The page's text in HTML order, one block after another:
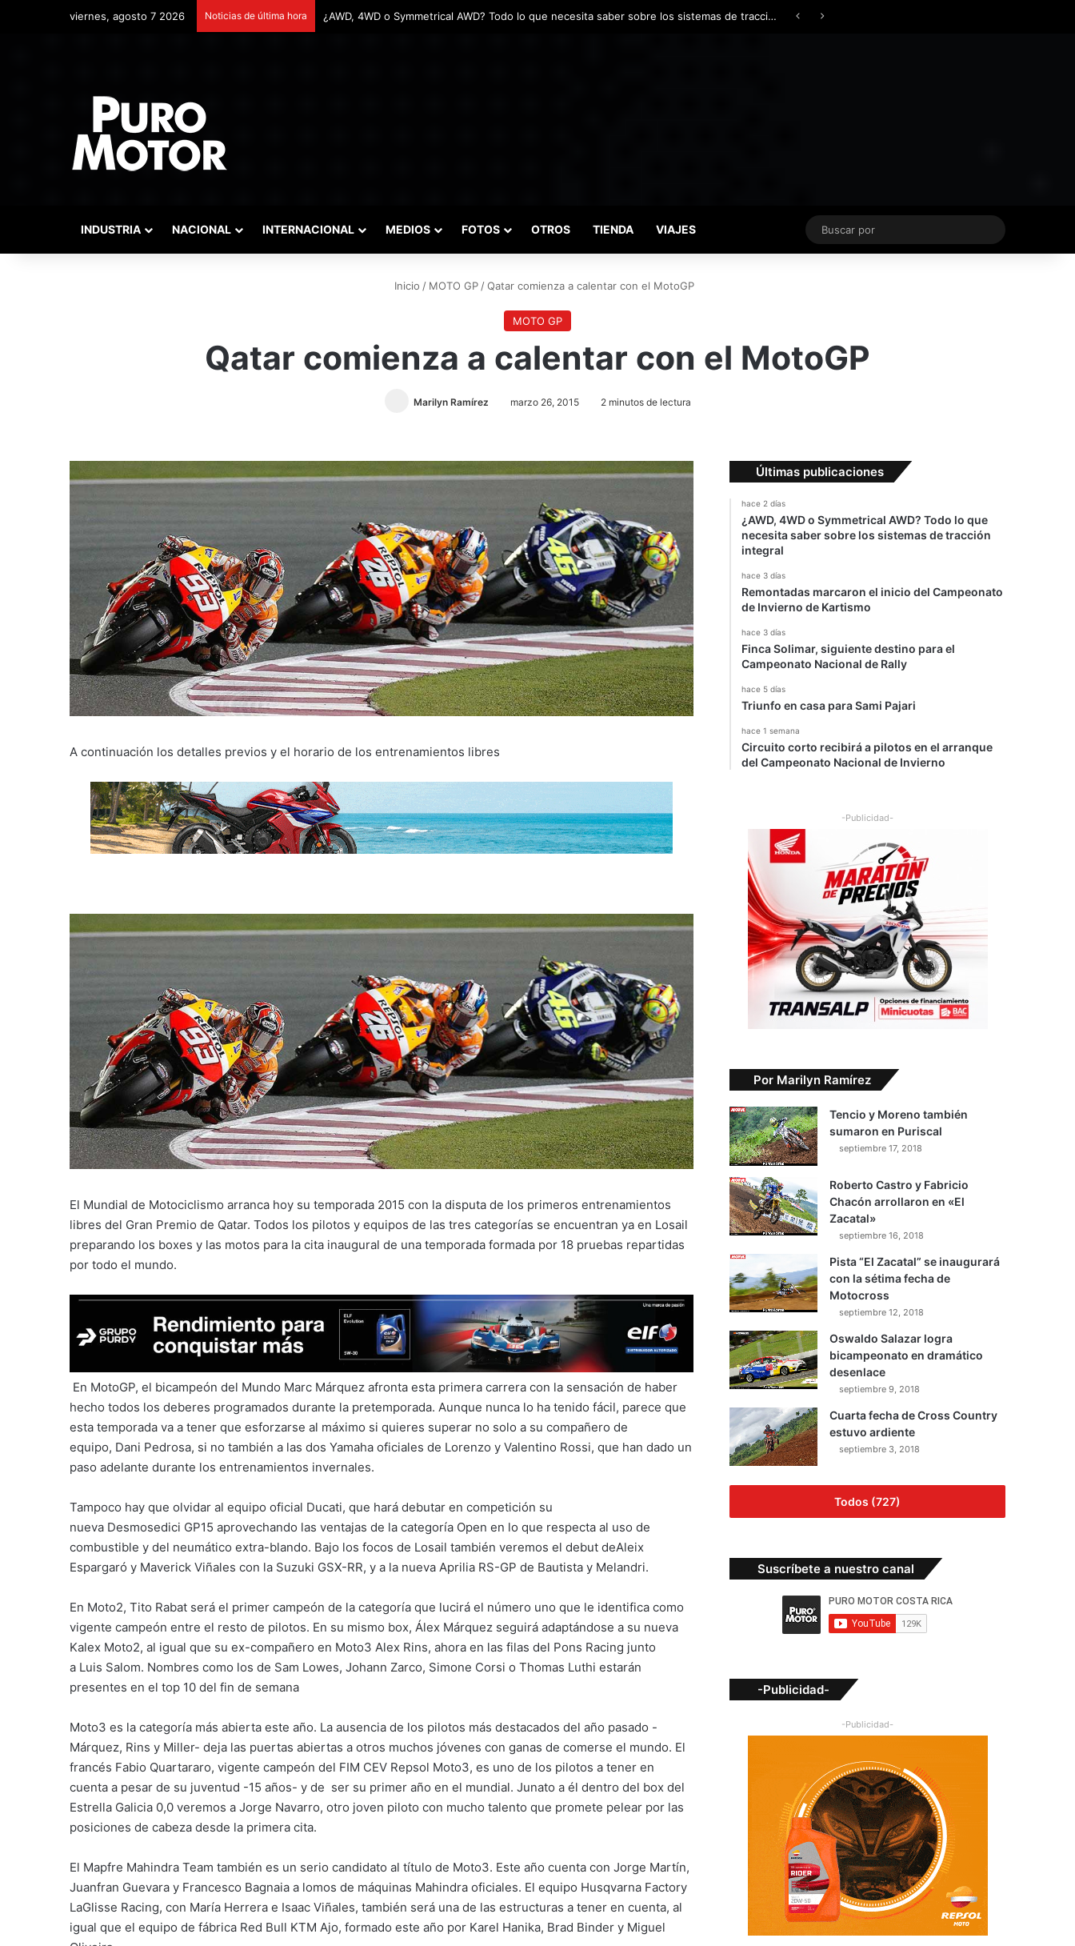
viernes, agosto 7 2026 Noticias de última hora Remontadas marcaron el inicio del Campeonato de Invierno de Kartismo
INDUSTRIA NACIONAL INTERNACIONAL MEDIOS FOTOS OTROS TIENDA VIAJES
Buscar
por
Inicio / MOTO GP /Qatar comienza a calentar con el MotoGP
MOTO GP
Qatar comienza a calentar con el MotoGP
Marilyn Ramírez marzo 26, 2015 2 minutos de lectura
A continuación los detalles previos y el horario de los entrenamientos libres
El Mundial de Motociclismo arranca hoy su temporada 2015 con la disputa de los primeros entrenamientos
libres del Gran Premio de Qatar. Todos los pilotos y equipos de las tres categorías se encuentran ya en Losail
preparando los boxes y las motos para la cita inaugural de una temporada formada por 18 pruebas repartidas
por todo el mundo.
En MotoGP, el bicampeón del Mundo Marc Márquez afronta esta primera carrera con la sensación de haber
hecho todos los deberes programados durante la pretemporada. Aunque nunca lo ha tenido fácil, parece que
esta temporada va a tener que esforzarse al máximo si quieres superar no solo a su compañero de
equipo, Dani Pedrosa, si no también a las dos Yamaha oficiales de Lorenzo y Valentino Rossi, que han dado un
paso adelante durante los entrenamientos invernales.
Tampoco hay que olvidar al equipo oficial Ducati, que hará debutar en competición su
nueva Desmosedici GP15 aprovechando las ventajas de la categoría Open en lo que respecta al uso de
combustible y del neumático extra-blando. Bajo los focos de Losail también veremos el debut deAleix
Espargaró y Maverick Viñales con la Suzuki GSX-RR, y a la nueva Aprilia RS-GP de Bautista y Melandri.
En Moto2, Tito Rabat será el primer campeón de la categoría que lucirá el número uno que le identifica como
vigente campeón entre el resto de pilotos. En su mismo box, Álex Márquez seguirá adaptándose a su nueva
Kalex Moto2, al igual que su ex-compañero en Moto3 Alex Rins, ahora en las filas del Pons Racing junto
a Luis Salom. Nombres como los de Sam Lowes, Johann Zarco, Simone Corsi o Thomas Luthi estarán
presentes en el top 10 del fin de semana
Moto3 es la categoría más abierta este año. La ausencia de los pilotos más destacados del año pasado -
Márquez, Rins y Miller- deja las puertas abiertas a otros muchos jóvenes con ganas de comerse el mundo. El
francés Fabio Quartararo, vigente campeón del FIM CEV Repsol Moto3, es uno de los pilotos a tener en
cuenta a pesar de su juventud -15 años- y de ser su primer año en el mundial. Junato a él dentro del box del
Estrella Galicia 0,0 veremos a Jorge Navarro, otro joven piloto con mucho talento que promete pelear por las
posiciones de cabeza desde la primera cita.
El Mapfre Mahindra Team también es un serio candidato al título de Moto3. Este año cuenta con Jorge Martín,
Juanfran Guevara y Francesco Bagnaia a lomos de máquinas Mahindra oficiales. El equipo Husqvarna Factory
LaGlisse Racing, con María Herrera e Isaac Viñales, también será una de las estructuras a tener en cuenta, al
igual que el equipo de fábrica Red Bull KTM Ajo, formado este año por Karel Hanika, Brad Binder y Miguel
Últimas publicaciones
hace 2 días
¿AWD, 4WD o Symmetrical AWD? Todo lo que
necesita saber sobre los sistemas de tracción
integral
hace 3 días
Remontadas marcaron el inicio del Campeonato
de Invierno de Kartismo
hace 3 días
Finca Solimar, siguiente destino para el
Campeonato Nacional de Rally
hace 5 días
Triunfo en casa para Sami Pajari
hace 1 semana
Circuito corto recibirá a pilotos en el arranque
del Campeonato Nacional de Invierno
-Publicidad-
Por Marilyn Ramírez
Tencio y Moreno también
sumaron en Puriscal
septiembre 17, 2018
Roberto Castro y Fabricio
Chacón arrollaron en «El
Zacatal»
septiembre 16, 2018
Pista “El Zacatal” se inaugurará
con la sétima fecha de
Motocross
septiembre 12, 2018
Oswaldo Salazar logra
bicampeonato en dramático
desenlace
septiembre 9, 2018
Cuarta fecha de Cross Country
estuvo ardiente
septiembre 3, 2018
Todos (727)
Suscríbete a nuestro canal
-Publicidad-
-Publicidad-